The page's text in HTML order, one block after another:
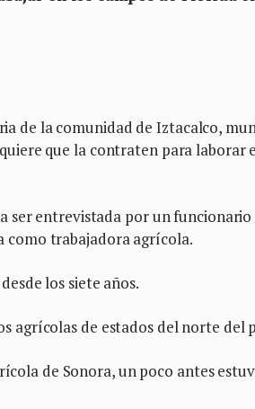
de la comunidad de Iztacalco,
que la contraten para laborar
ser entrevistada por un
como trabajadora agrícola.
los siete años.
agrícolas de estados del norte del
de Sonora, un poco antes